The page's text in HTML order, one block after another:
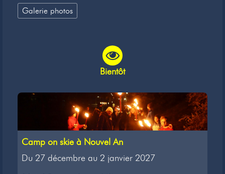
Galerie photos
Bientôt
Camp on skie à Nouvel An
Du 27 décembre au 2 janvier 2027